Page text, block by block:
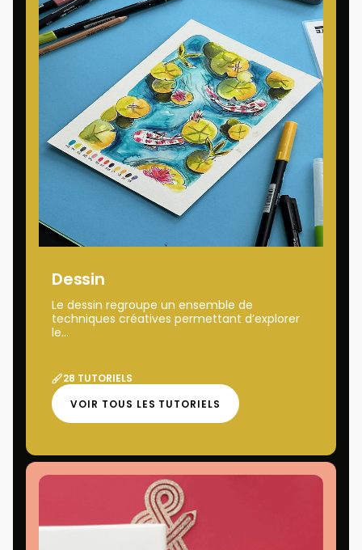
Dessin
Le dessin regroupe un ensemble de
techniques créatives permettant d’explorer
le...
28 TUTORIELS
VOIR TOUS LES TUTORIELS